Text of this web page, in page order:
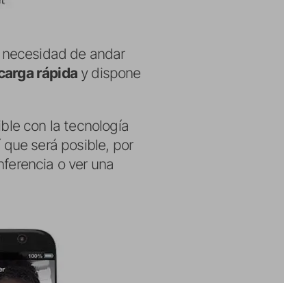
de andar
rápiday dispone
con la tecnología
será posible, por
o ver una